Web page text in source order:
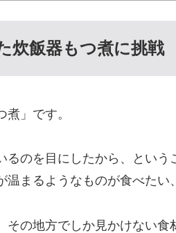
炊飯器もつ煮に挑戦
」です。
るのを目にしたから、とい
まるようなものが食べたい
その地方でしか見かけない